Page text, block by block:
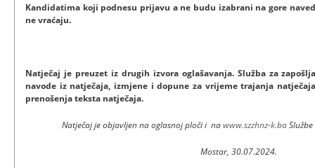
Kandidatima koji podnesu prijavu a ne budu izabrani na gore
ne vraćaju.
Natječaj je preuzet iz drugih izvora oglašavanja. Služba za
navode iz natječaja, izmjene i dopune za vrijeme trajanja
prenošenja teksta natječaja.
Natječaj je objavljen na oglasnoj ploči i nawww.szzhnz-k.ba
Mostar, 30.07.2024.